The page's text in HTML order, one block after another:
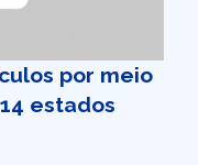
por meio
estados